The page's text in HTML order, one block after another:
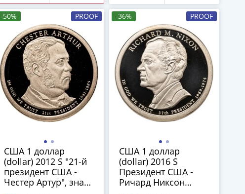
-50% PROOF
США 1 доллар
(dollar) 2012 S "21-й
президент США -
Честер Артур", знак
-36% PROOF
США 1 доллар
(dollar) 2016 S
Президент США -
Ричард Никсон